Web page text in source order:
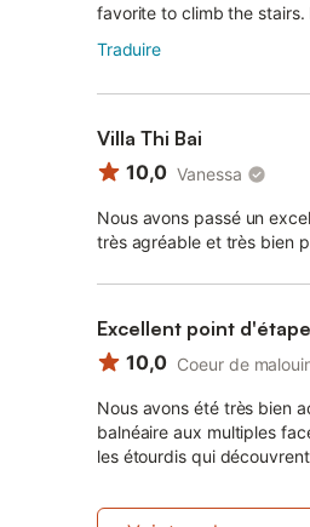
favorite to climb the
Traduire
Villa Thi Bai
10,0 Vanessa
Nous avons passé un
très agréable et très bien
Excellent point
10,0 Coeur de
Nous avons été très bien
balnéaire aux multiples
les étourdis qui